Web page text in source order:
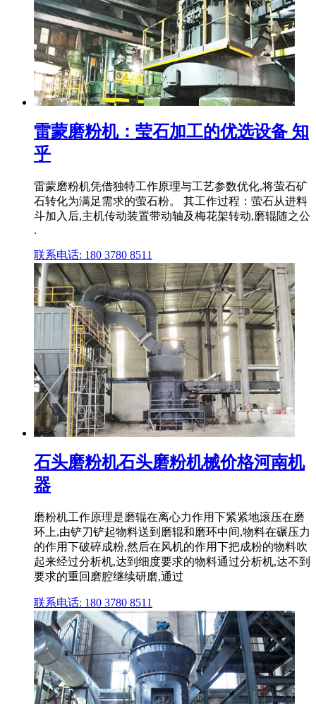
雷蒙磨粉机：莹石加工的优选设备 知
乎
雷蒙磨粉机凭借独特工作原理与工艺参数优化,将萤石矿
石转化为满足需求的萤石粉。 其工作过程：萤石从进料
斗加入后,主机传动装置带动轴及梅花架转动,磨辊随之公
.
联系电话: 180 3780 8511
石头磨粉机石头磨粉机械价格河南机
器
磨粉机工作原理是磨辊在离心力作用下紧紧地滚压在磨
环上,由铲刀铲起物料送到磨辊和磨环中间,物料在碾压力
的作用下破碎成粉,然后在风机的作用下把成粉的物料吹
起来经过分析机,达到细度要求的物料通过分析机,达不到
要求的重回磨腔继续研磨,通过
联系电话: 180 3780 8511